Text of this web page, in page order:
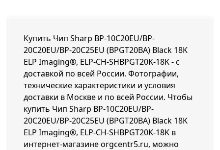
Купить Чип Sharp BP-10С20EU/BP-
20С20EU/BP-20С25EU (BPGT20BA) Black 18K
ELP Imaging®, ELP-CH-SHBPGT20K-18K - с
доставкой по всей России. Фотографии,
технические характеристики и условия
доставки в Москве и по всей России. Чтобы
купить Чип Sharp BP-10С20EU/BP-
20С20EU/BP-20С25EU (BPGT20BA) Black 18K
ELP Imaging®, ELP-CH-SHBPGT20K-18K в
интернет-магазине orgcentr5.ru, можно